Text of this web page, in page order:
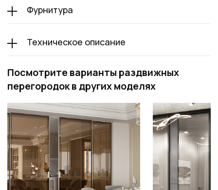
Фурнитура
Техническое описание
Посмотрите варианты раздвижных
перегородок в других моделях